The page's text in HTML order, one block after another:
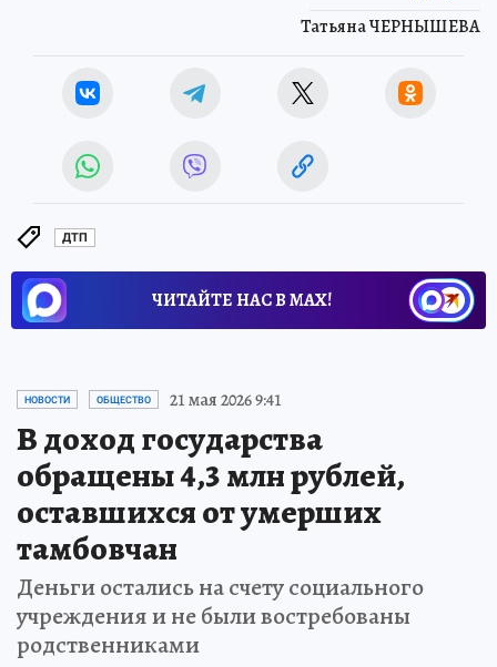
Татьяна ЧЕРНЫШЕВА
ДТП
ЧИТАЙТЕ НАС В МАХ!
НОВОСТИ ОБЩЕСТВО 21 мая 2026 9:41
В доход государства
обращены 4,3 млн рублей,
оставшихся от умерших
тамбовчан
Деньги остались на счету социального
учреждения и не были востребованы
родственниками